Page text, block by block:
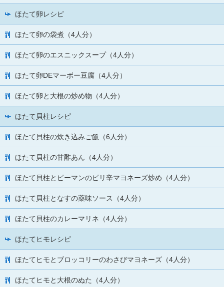
ほたて卵レシピ
ほたて卵の袋煮（4人分）
ほたて卵のエスニックスープ（4人分）
ほたて卵DEマーボー豆腐（4人分）
ほたて卵と大根の炒め物（4人分）
ほたて貝柱レシピ
ほたて貝柱の炊き込みご飯（6人分）
ほたて貝柱の甘酢あん（4人分）
ほたて貝柱とピーマンのピリ辛マヨネーズ炒め（4人分）
ほたて貝柱となすの薬味ソース（4人分）
ほたて貝柱のカレーマリネ（4人分）
ほたてヒモレシピ
ほたてヒモとブロッコリーのわさびマヨネーズ（4人分）
ほたてヒモと大根のぬた（4人分）